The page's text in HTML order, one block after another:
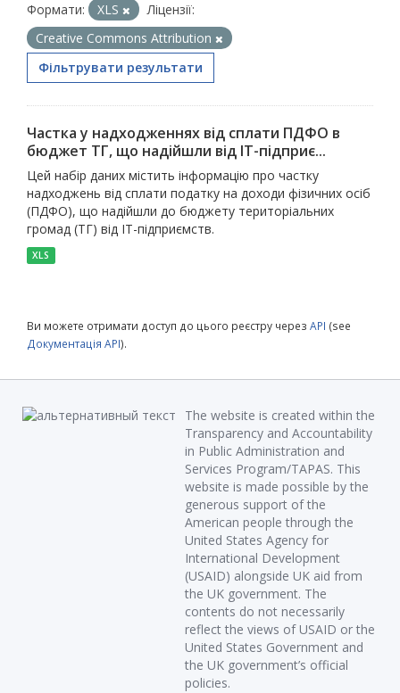
Формати:
XLS
Ліцензії:
Creative Commons Attribution
Фільтрувати результати
Частка у надходженнях від сплати ПДФО в
бюджет ТГ, що надійшли від ІТ-підприє...
Цей набір даних містить інформацію про частку
надходжень від сплати податку на доходи фізичних осіб
(ПДФО), що надійшли до бюджету територіальних
громад (ТГ) від ІТ-підприємств.
XLS
Ви можете отримати доступ до цього реєстру через API (see
Документація API).
The website is created within the
Transparency and Accountability
in Public Administration and
Services Program/TAPAS. This
website is made possible by the
generous support of the
American people through the
United States Agency for
International Development
(USAID) alongside UK aid from
the UK government. The
contents do not necessarily
reflect the views of USAID or the
United States Government and
the UK government’s official
policies.